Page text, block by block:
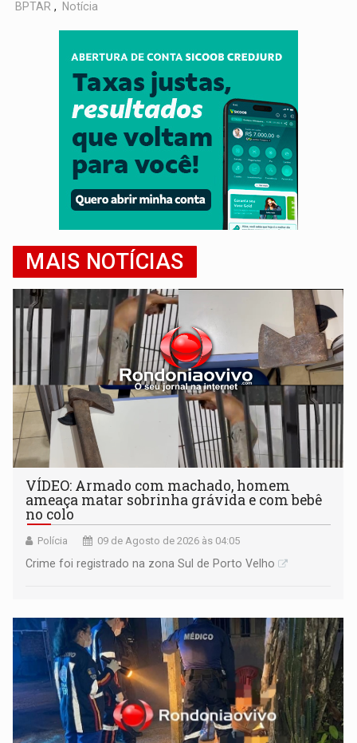
BPTAR , Notícia
MAIS NOTÍCIAS
VÍDEO: Armado com machado, homem
ameaça matar sobrinha grávida e com bebê
no colo
Polícia 09 de Agosto de 2026 às 04:05
Crime foi registrado na zona Sul de Porto Velho